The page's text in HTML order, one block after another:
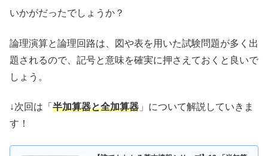
いかがだったでしょうか？
論理演算と論理回路は、図や表を用いた試験問題が多く出
題されるので、記号と意味を確実に押さえておくと良いで
しょう。
↓次回は「 半加算器と全加算器 」について解説していきま
す！